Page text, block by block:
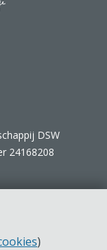
)
DSW
24168208